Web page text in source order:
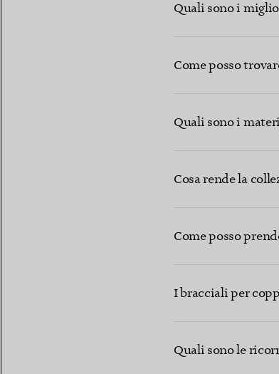
Quali sono i
Come posso
Quali sono i
Cosa rende la
Come posso
I bracciali per
Quali sono le